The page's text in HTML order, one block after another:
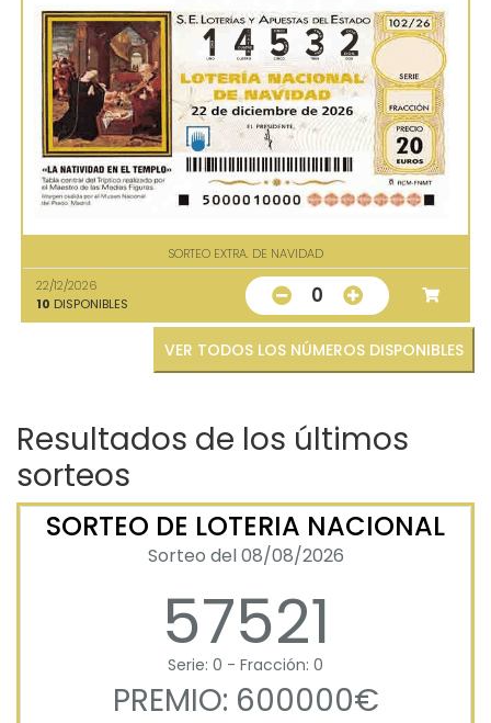
SORTEO EXTRA. DE NAVIDAD
22/12/2026
10 DISPONIBLES 0
VER TODOS LOS NÚMEROS DISPONIBLES
Resultados de los últimos
sorteos
SORTEO DE LOTERIA NACIONAL
Sorteo del 08/08/2026
57521
Serie: 0 - Fracción: 0
PREMIO: 600000€